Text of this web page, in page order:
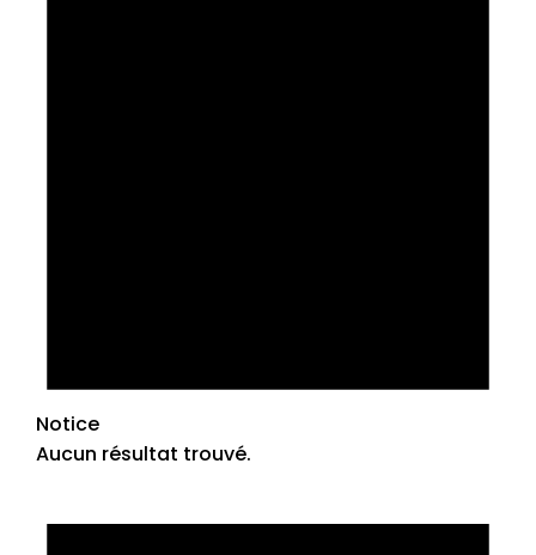
Notice
Aucun résultat trouvé.